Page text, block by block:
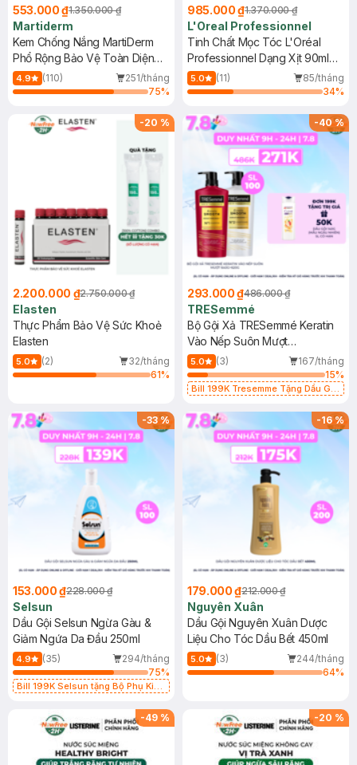
553.000 ₫1.350.000 ₫
Martiderm
Kem Chống Nắng MartiDerm
Phổ Rộng Bảo Vệ Toàn Diện
40ml
4.9 (110)
251/tháng
75%
985.000 ₫1.370.000 ₫
L'Oreal Professionnel
Tinh Chất Mọc Tóc L'Oréal
Professionnel Dạng Xịt 90ml
(Mới)
5.0 (11)
85/tháng
34%
-20 %
2.200.000 ₫2.750.000 ₫
Elasten
Thực Phẩm Bảo Vệ Sức Khoẻ
Elasten
5.0 (2)
32/tháng
61%
-40%
293.000 ₫486.000 ₫
TRESemmé
Bộ Gội Xả TRESemmé Keratin
Vào Nếp Suôn Mượt
640g+620g
5.0 (3)
167/tháng
15%
Bill 199K Tresemme Tặng Dầu Gội
-33%
153.000 ₫228.000 ₫
Selsun
Dầu Gội Selsun Ngừa Gàu &
Giảm Ngứa Da Đầu 250ml
4.9 (35)
294/tháng
75%
Bill 199K Selsun tặng Bộ Phụ Kiện
-16%
179.000 ₫212.000 ₫
Nguyên Xuân
Dầu Gội Nguyên Xuân Dược
Liệu Cho Tóc Dầu Bết 450ml
5.0 (3)
244/tháng
64%
-49 % -20 %